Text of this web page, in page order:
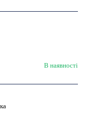
В наявності